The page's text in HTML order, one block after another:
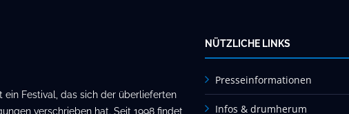
Festival, das sich der überlieferten
verschrieben hat. Seit 1998 findet
NÜTZLICHE LINKS
Presseinformationen
Infos & drumherum